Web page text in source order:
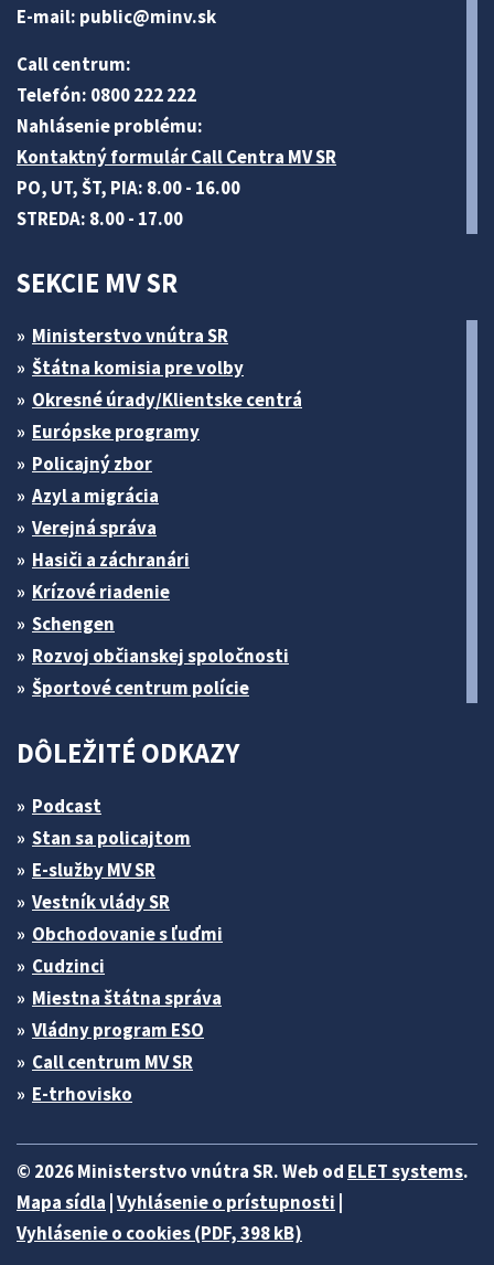
E-mail: public@minv.sk
Call centrum:
Telefón: 0800 222 222
Nahlásenie problému:
Kontaktný formulár Call Centra MV SR
PO, UT, ŠT, PIA: 8.00 - 16.00
STREDA: 8.00 - 17.00
SEKCIE MV SR
Ministerstvo vnútra SR
Štátna komisia pre volby
Okresné úrady/Klientske centrá
Európske programy
Policajný zbor
Azyl a migrácia
Verejná správa
Hasiči a záchranári
Krízové riadenie
Schengen
Rozvoj občianskej spoločnosti
Športové centrum polície
DÔLEŽITÉ ODKAZY
Podcast
Stan sa policajtom
E-služby MV SR
Vestník vlády SR
Obchodovanie s ľuďmi
Cudzinci
Miestna štátna správa
Vládny program ESO
Call centrum MV SR
E-trhovisko
© 2026 Ministerstvo vnútra SR. Web od ELET systems.
Mapa sídla Vyhlásenie o prístupnosti
Vyhlásenie o cookies (PDF, 398 kB)